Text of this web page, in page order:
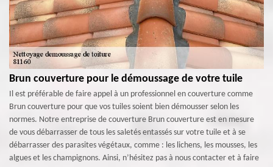
Brun couverture pour le démoussage de votre tuile
Il est préférable de faire appel à un professionnel en couverture comme
Brun couverture pour que vos tuiles soient bien démousser selon les
normes. Notre entreprise de couverture Brun couverture est en mesure
de vous débarrasser de tous les saletés entassés sur votre tuile et à se
débarrasser des parasites végétaux, comme : les lichens, les mousses, les
algues et les champignons. Ainsi, n’hésitez pas à nous contacter et à faire